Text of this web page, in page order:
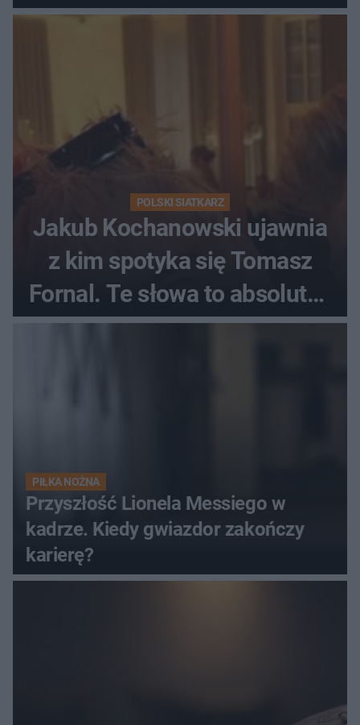
Ekstraklasy?
POLSKI SIATKARZ
Jakub Kochanowski ujawnia
z kim spotyka się Tomasz
Fornal. Te słowa to absolutny
hit
PIŁKA NOŻNA
Przyszłość Lionela Messiego w
kadrze. Kiedy gwiazdor zakończy
karierę?